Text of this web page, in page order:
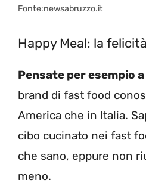
Fonte:newsabruzzo.it
Happy Meal: la
Pensate per esempio a
brand di fast food
America che in Italia.
cibo cucinato nei fast
che sano, eppure non
meno.